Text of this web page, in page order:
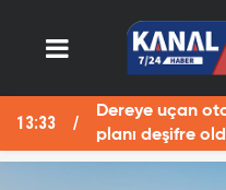
Dereye uçan
planı deşifre oldu